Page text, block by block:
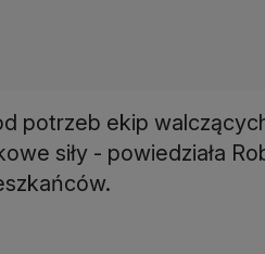
potrzeb ekip
siły - powiedziała